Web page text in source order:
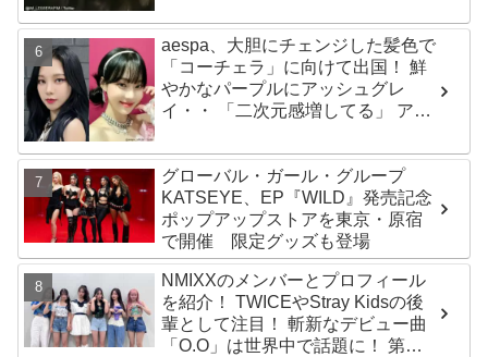
aespa、大胆にチェンジした髪色で
「コーチェラ」に向けて出国！ 鮮
やかなパープルにアッシュグレ
イ・・ 「二次元感増してる」 アバ
グローバル・ガール・グループ
KATSEYE、EP『WILD』発売記念
ポップアップストアを東京・原宿
で開催 限定グッズも登場
NMIXXのメンバーとプロフィール
を紹介！ TWICEやStray Kidsの後
輩として注目！ 斬新なデビュー曲
「O.O」は世界中で話題に！ 第４